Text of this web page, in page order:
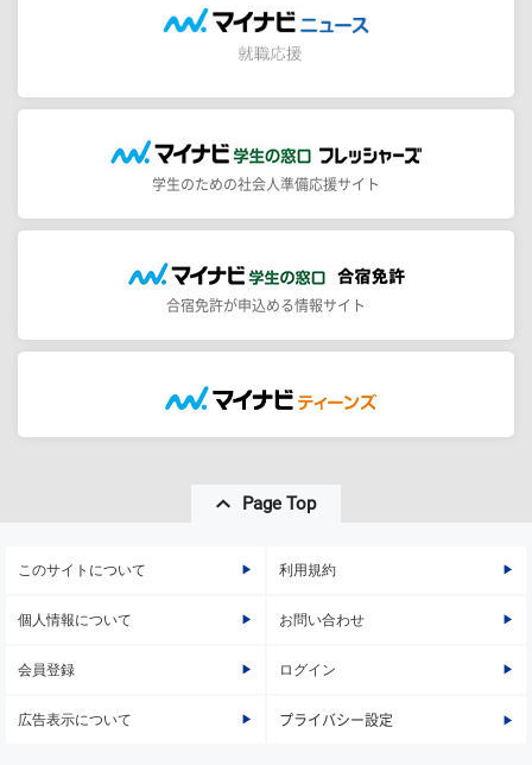
学生のための社会人準備応援サイト
合宿免許が申込める情報サイト
Page Top
このサイトについて 利用規約
個人情報について お問い合わせ
会員登録 ログイン
広告表示について プライバシー設定